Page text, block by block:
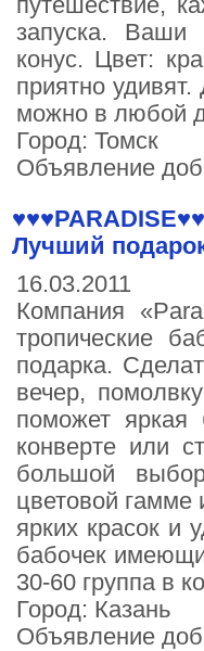
путешествие,
запуска. Ваши
конус. Цвет:
приятно
можно в любой
Город: Томск
Объявление
Лучший
16.03.2011
Компания
тропические
подарка.
вечер,
поможет яркая
конверте или
большой
цветовой гамме
ярких красок и
бабочек
30-60 группа в
Город: Казань
Объявление